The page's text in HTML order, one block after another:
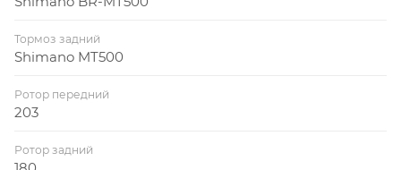
Тормоз задний
Shimano MT500
Ротор передний
203
Ротор задний